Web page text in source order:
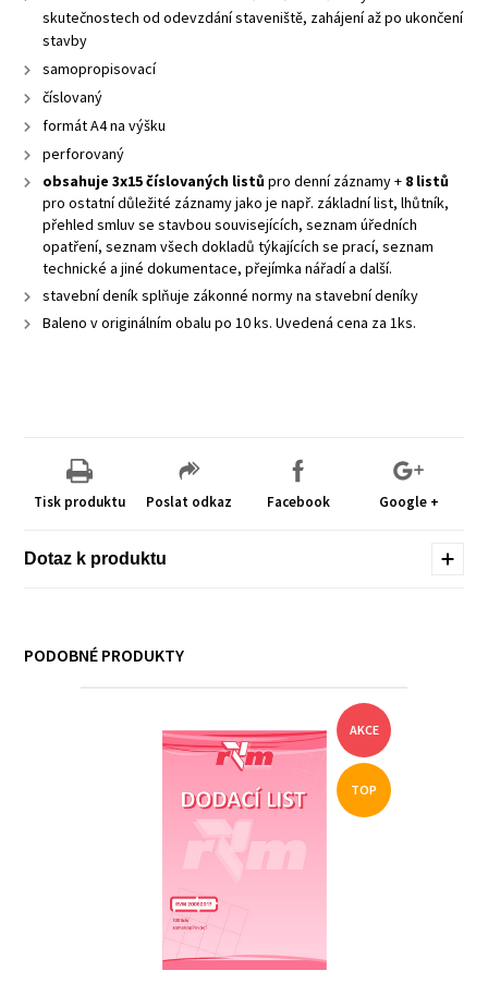
skutečnostech od odevzdání staveniště, zahájení až po ukončení
stavby
samopropisovací
číslovaný
formát A4 na výšku
perforovaný
obsahuje 3x15 číslovaných listů pro denní záznamy + 8 listů
pro ostatní důležité záznamy jako je např. základní list, lhůtník,
přehled smluv se stavbou souvisejících, seznam úředních
opatření, seznam všech dokladů týkajících se prací, seznam
technické a jiné dokumentace, přejímka nářadí a další.
stavební deník splňuje zákonné normy na stavební deníky
Baleno v originálním obalu po 10 ks. Uvedená cena za 1ks.
Tisk produktu Poslat odkaz Facebook Google +
Dotaz k produktu
PODOBNÉ PRODUKTY
AKCE
TOP